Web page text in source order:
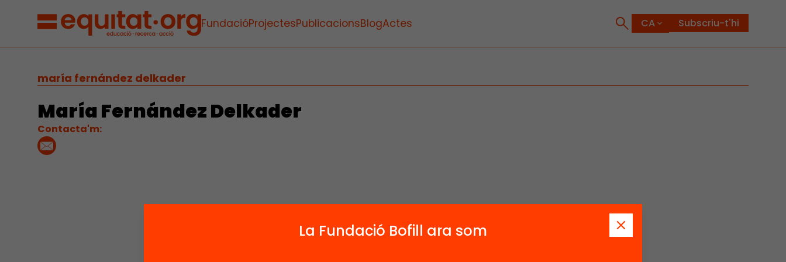
FundacióProjectesPublicacionsBlogActes Subscriu-t'hi
maría fernández delkader
María Fernández Delkader
Contacta'm:
1
Publicacions i vídeos
La Fundació Bofill ara som